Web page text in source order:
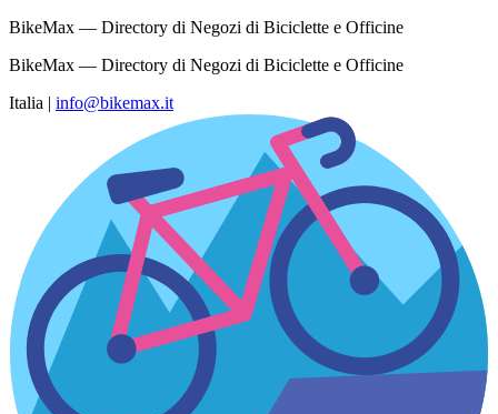
BikeMax — Directory di Negozi di Biciclette e Officine
BikeMax — Directory di Negozi di Biciclette e Officine
Italia | info@bikemax.it